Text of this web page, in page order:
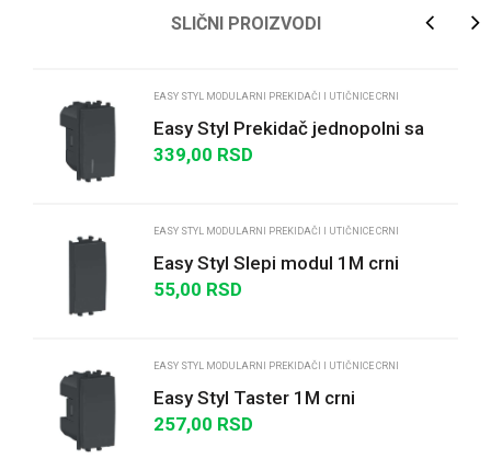
SLIČNI PROIZVODI
EASY STYL MODULARNI PREKIDAČI I UTIČNICE CRNI
Easy Styl Prekidač jednopolni sa
indikatorskom lampicom 16A 1M
339,00 RSD
EASY STYL MODULARNI PREKIDAČI I UTIČNICE CRNI
Easy Styl Slepi modul 1M crni
55,00 RSD
EASY STYL MODULARNI PREKIDAČI I UTIČNICE CRNI
Easy Styl Taster 1M crni
257,00 RSD